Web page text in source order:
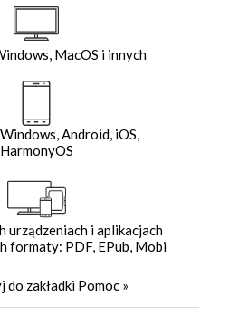
MacOS i innych
Android, iOS,
HarmonyOS
urządzeniach i aplikacjach
formaty: PDF, EPub, Mobi
do zakładki Pomoc »